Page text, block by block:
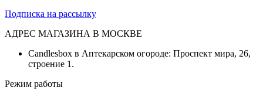
Подписка на рассылку
АДРЕС МАГАЗИНА В МОСКВЕ
Candlesbox в Аптекарском огороде: Проспект мира, 26,
строение 1.
Режим работы